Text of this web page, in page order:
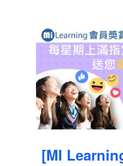
[MI